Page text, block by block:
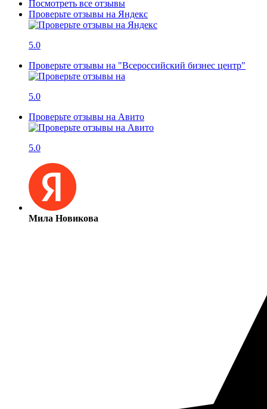
Посмотреть все отзывы
Проверьте отзывы на Яндекс
5.0
Проверьте отзывы на "Всероссийский бизнес центр"
5.0
Проверьте отзывы на Авито
5.0
Мила Новикова